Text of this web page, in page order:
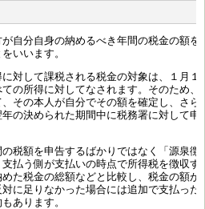
が自分自身の納めるべき年間の税金の額を
いいます。
対して課税される税金の対象は、１月１
の所得に対してなされます。そのため、
その本人が自分でその額を確定し、さら
の決められた期間中に税務署に対して申
税額を申告するばかりではなく「源泉徴
払う側が支払いの時点で所得税を徴収す
た税金の総額などと比較し、税金の額が
に足りなかった場合には追加で支払った
あります。